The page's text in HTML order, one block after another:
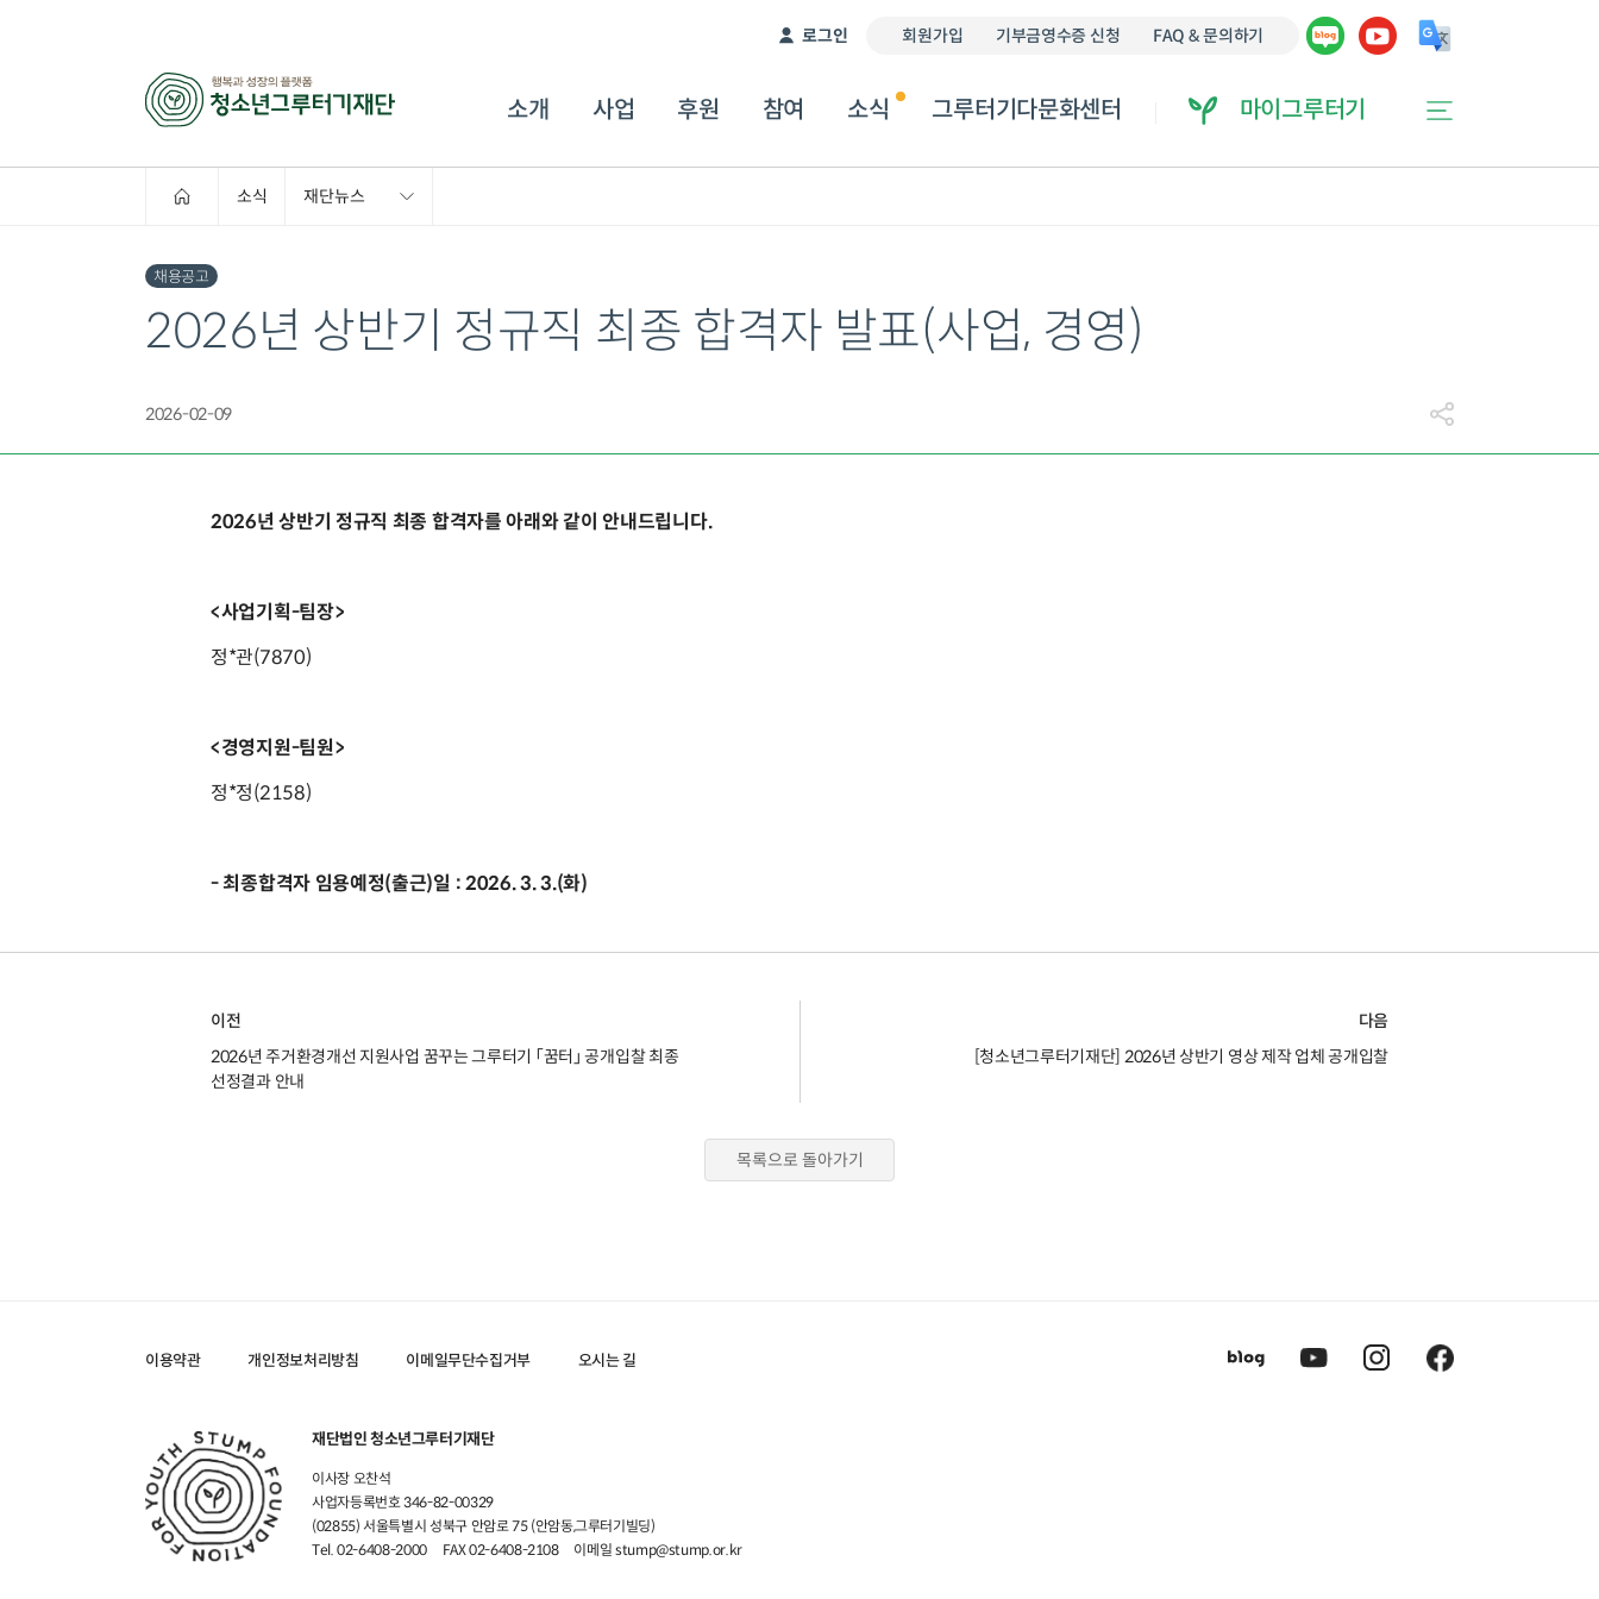
로그인 회원가입 기부금영수증 신청 FAQ & 문의하기
소개 사업 후원 참여 소식 그루터기다문화센터 마이그루터기
소식 재단뉴스
채용공고
2026년 상반기 정규직 최종 합격자 발표(사업, 경영)
2026-02-09
2026년 상반기 정규직 최종 합격자를 아래와 같이 안내드립니다.
<사업기획-팀장>
정*관(7870)
<경영지원-팀원>
정*정(2158)
- 최종합격자 임용예정(출근)일 : 2026. 3. 3.(화)
이전
2026년 주거환경개선 지원사업 꿈꾸는 그루터기 「꿈터」 공개입찰 최종
선정결과 안내
다음
[청소년그루터기재단] 2026년 상반기 영상 제작 업체 공개입찰
목록으로 돌아가기
이용약관 개인정보처리방침 이메일무단수집거부 오시는 길
재단법인 청소년그루터기재단
이사장 오찬석
사업자등록번호 346-82-00329
(02855) 서울특별시 성북구 안암로 75 (안암동,그루터기빌딩)
Tel. 02-6408-2000
FAX 02-6408-2108 이메일 stump@stump.or.kr